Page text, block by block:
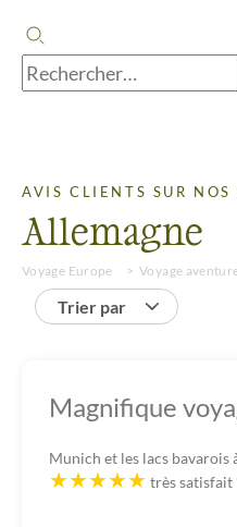
AVIS CLIENTS SUR NOS
Allemagne
Voyage Europe Voyage
Trier par
Magnifique
Munich et les lacs bavarois
très satisfait